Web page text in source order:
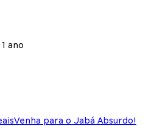
ano
Venha para o Jabá Absurdo!